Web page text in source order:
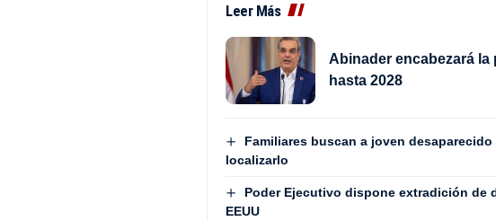
Leer Más
Abinader encabezará la
hasta 2028
Familiares buscan a joven
localizarlo
Poder Ejecutivo dispone extradición de
EEUU